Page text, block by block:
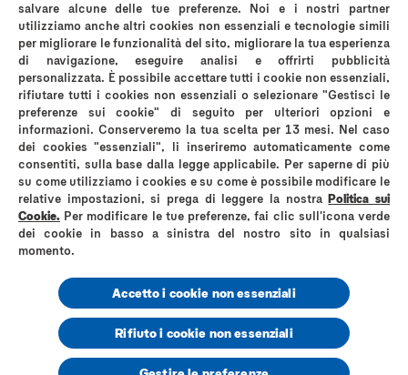
Termini & Condizioni di Utilizzo del Sito Web
Privacy A luci acceseInformativa privacy instagram
Mappa del sito
© 2026, Durex Italy RB-M-02894
*comparati con i normali preservativi in lattice Durex
Reckitt Benckiser Healthcare (Italia) S.p.A
Via G. Spadolini, n. 7 – 20141 Milano
Partita IVA 01768930131
Codice Fiscale e Numero di iscrizione al registro delle imprese di Milano
Monza Brianza Lodi 06325010152
Capitale sociale Euro 3.620.000 i.v. Socio unico Reckitt Benckiser Holdings
(Italia) S.r.l.
www.durex.co.uk
salvare alcune delle tue preferenze. Noi e i nostri partner
utilizziamo anche altri cookies non essenziali e tecnologie simili
per migliorare le funzionalità del sito, migliorare la tua esperienza
di navigazione, eseguire analisi e offrirti pubblicità
personalizzata. È possibile accettare tutti i cookie non essenziali,
rifiutare tutti i cookies non essenziali o selezionare "Gestisci le
preferenze sui cookie" di seguito per ulteriori opzioni e
informazioni. Conserveremo la tua scelta per 13 mesi. Nel caso
dei cookies "essenziali", li inseriremo automaticamente come
consentiti, sulla base dalla legge applicabile. Per saperne di più
su come utilizziamo i cookies e su come è possibile modificare le
relative impostazioni, si prega di leggere la nostraPolitica sui
Cookie. Per modificare le tue preferenze, fai clic sull'icona verde
dei cookie in basso a sinistra del nostro sito in qualsiasi
momento.
Accetto i cookie non essenziali
Rifiuto i cookie non essenziali